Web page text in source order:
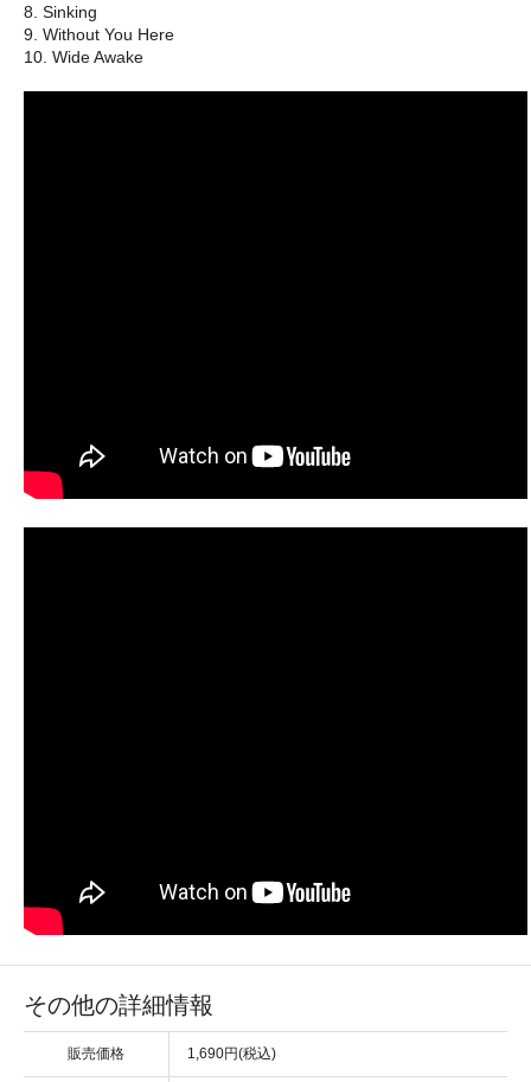
8. Sinking
9. Without You Here
10. Wide Awake
その他の詳細情報
販売価格 1,690円(税込)